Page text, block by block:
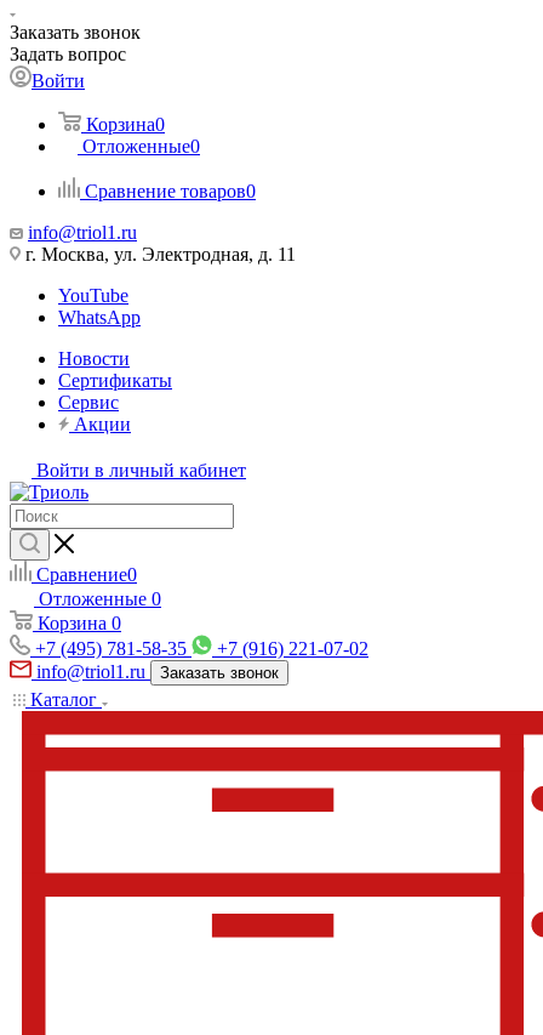
Заказать звонок
Задать вопрос
Войти
Корзина0
Отложенные0
Сравнение товаров0
info@triol1.ru
г. Москва, ул. Электродная, д. 11
YouTube
WhatsApp
Новости
Сертификаты
Сервис
Акции
Войти в личный кабинет
Сравнение0
Отложенные 0
Корзина 0
+7 (495) 781-58-35
+7 (916) 221-07-02
info@triol1.ru
Заказать звонок
Каталог